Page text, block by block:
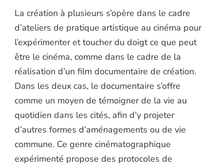
La création à plusieurs s’opère dans le cadre
d’ateliers de pratique artistique au cinéma pour
l’expérimenter et toucher du doigt ce que peut
être le cinéma, comme dans le cadre de la
réalisation d’un film documentaire de création.
Dans les deux cas, le documentaire s’offre
comme un moyen de témoigner de la vie au
quotidien dans les cités, afin d’y projeter
d’autres formes d’aménagements ou de vie
commune. Ce genre cinématographique
expérimenté propose des protocoles de